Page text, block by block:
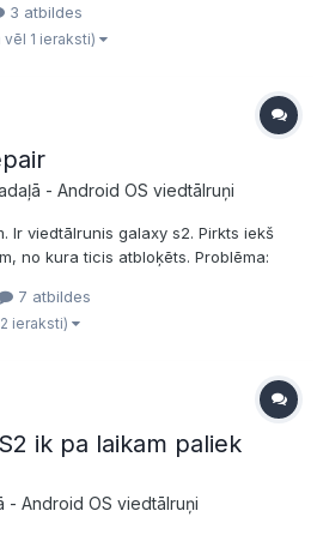
P.S. kādam nemētājas
no ebay gaidīt mēnesi
3 atbildes
vēl 1 ieraksti)
- Android OS viedtālruņi
Ir viedtālrunis galaxy s2. Pirkts iekš
no kura ticis atbloķēts. Problēma:
ar dažādiem rom. Ir izrakāts xda
7 atbildes
ieraksti)
ik pa laikam paliek
- Android OS viedtālruņi